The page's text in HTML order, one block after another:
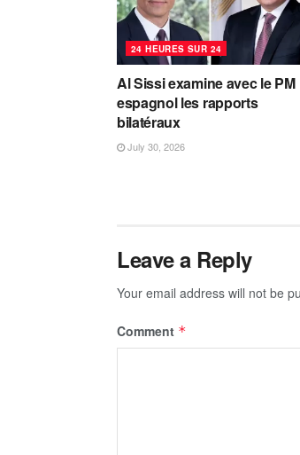
24 HEURES SUR 24
Al Sissi examine avec le PM
espagnol les rapports
bilatéraux
July 30, 2026
Leave a Reply
Your email address will not be
Comment *